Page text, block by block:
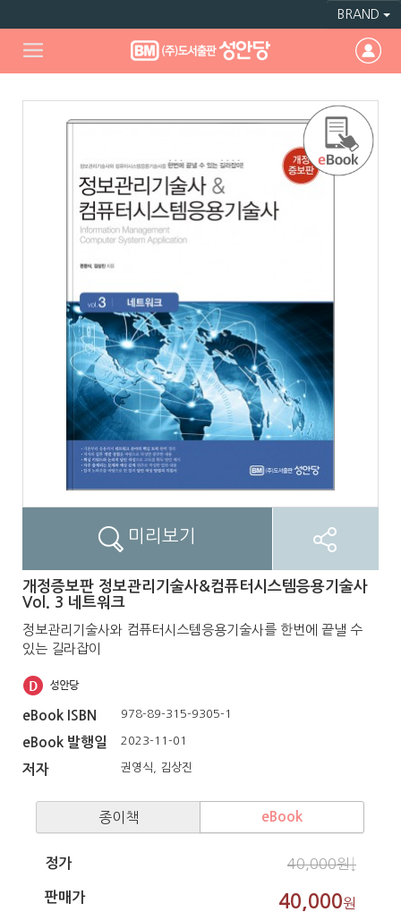
BRAND
미리보기
개정증보판 정보관리기술사&컴퓨터시스템응용기술사
Vol. 3 네트워크
정보관리기술사와 컴퓨터시스템응용기술사를 한번에 끝낼 수
있는 길라잡이
eBook ISBN 978-89-315-9305-1
eBook 발행일 2023-11-01
저자 권영식, 김상진
종이책 eBook
정가 40,000원↓
판매가 40,000원